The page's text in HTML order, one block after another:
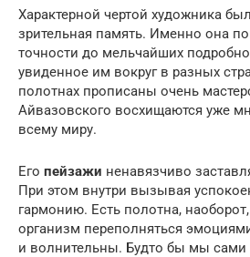
Характерной чертой художника
зрительная память. Именно она
точности до мельчайших
увиденное им вокруг в разных
полотнах прописаны очень
Айвазовского восхищаются уже
всему миру.
Его пейзажи ненавязчиво
При этом внутри вызывая
гармонию. Есть полотна,
организм переполняться
и волнительны. Будто бы мы сами